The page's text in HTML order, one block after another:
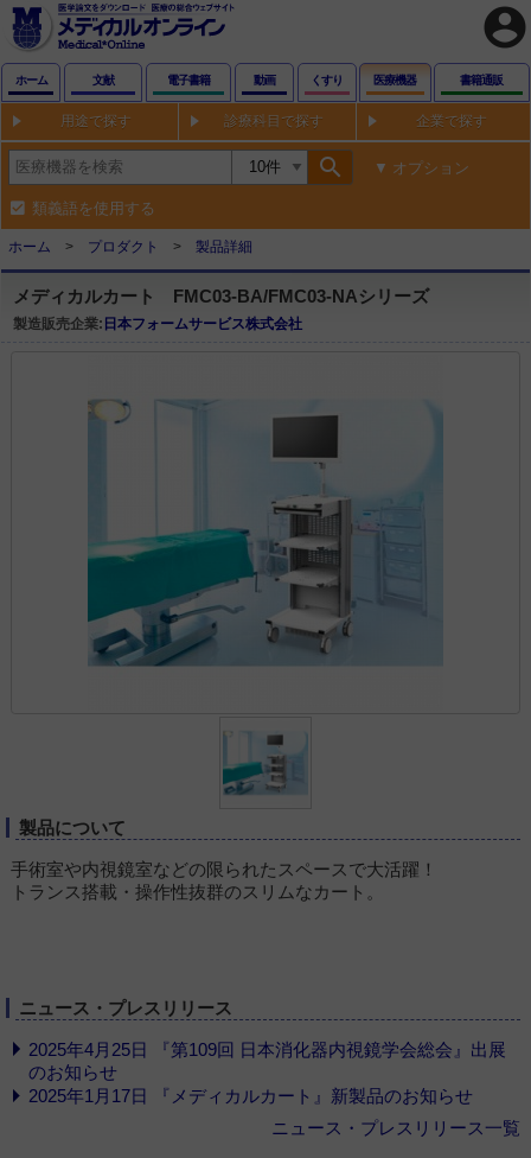
account_circle
ホーム 文献 電子書籍 動画 くすり 医療機器 書籍通販
用途で探す 診療科目で探す 企業で探す
search オプション
類義語を使用する
ホーム プロダクト 製品詳細
メディカルカート FMC03-BA/FMC03-NAシリーズ
製造販売企業: 日本フォームサービス株式会社
製品について
手術室や内視鏡室などの限られたスペースで大活躍！
トランス搭載・操作性抜群のスリムなカート。
ニュース・プレスリリース
2025年4月25日 『第109回 日本消化器内視鏡学会総会』出展
のお知らせ
2025年1月17日 『メディカルカート』新製品のお知らせ
ニュース・プレスリリース一覧